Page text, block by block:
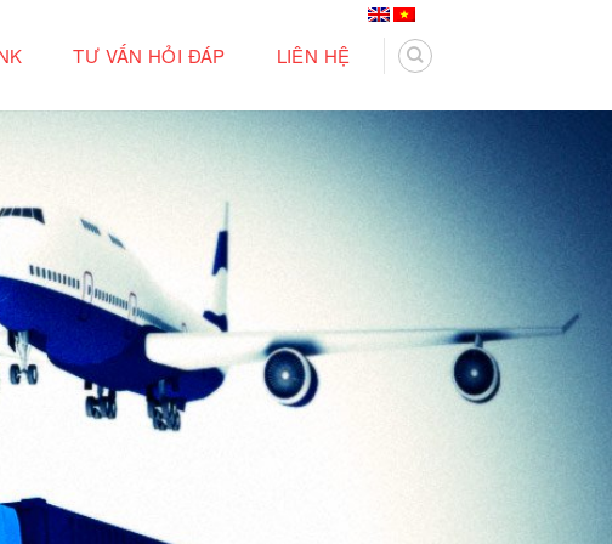
TƯ VẤN HỎI ĐÁP LIÊN HỆ